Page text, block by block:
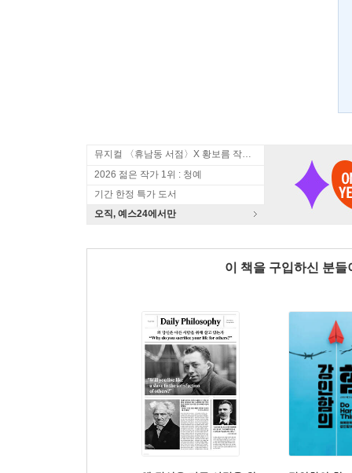
뮤지컬 〈휴남동 서점〉X 황보름 작가 북토크
2026 젊은 작가 1위 : 청예
기간 한정 특가 도서
오직, 예스24에서만
이 책을 구입하신 분